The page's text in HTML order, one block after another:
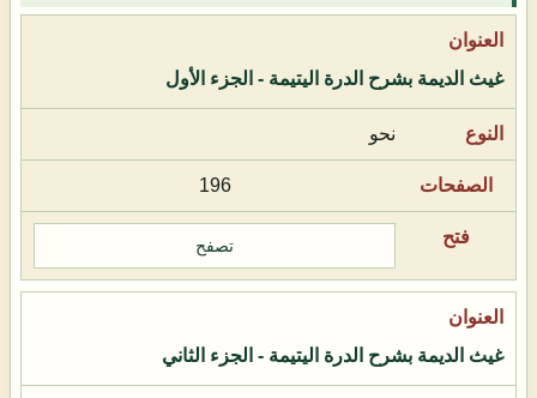
غيث الديمة بشرح الدرة اليتيمة - الجزء الأول
نحو
196
تصفح
غيث الديمة بشرح الدرة اليتيمة - الجزء الثاني